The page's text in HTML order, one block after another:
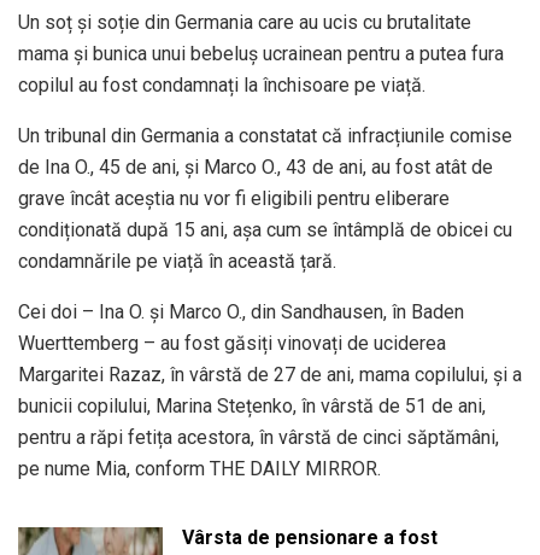
Un soț și soție din Germania care au ucis cu brutalitate
mama și bunica unui bebeluș ucrainean pentru a putea fura
copilul au fost condamnați la închisoare pe viață.
Un tribunal din Germania a constatat că infracțiunile comise
de Ina O., 45 de ani, și Marco O., 43 de ani, au fost atât de
grave încât aceștia nu vor fi eligibili pentru eliberare
condiționată după 15 ani, așa cum se întâmplă de obicei cu
condamnările pe viață în această țară.
Cei doi – Ina O. și Marco O., din Sandhausen, în Baden
Wuerttemberg – au fost găsiți vinovați de uciderea
Margaritei Razaz, în vârstă de 27 de ani, mama copilului, și a
bunicii copilului, Marina Stețenko, în vârstă de 51 de ani,
pentru a răpi fetița acestora, în vârstă de cinci săptămâni,
pe nume Mia, conform THE DAILY MIRROR.
Vârsta de pensionare a fost